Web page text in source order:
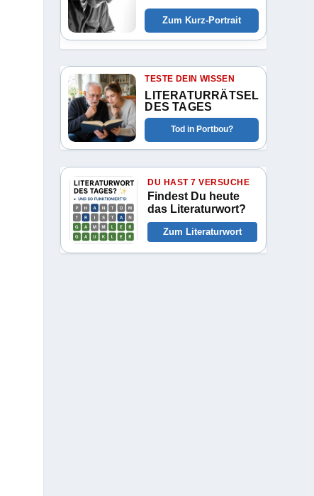
Zum Kurz-Portrait
TESTE DEIN WISSEN
LITERATURRÄTSEL
DES TAGES
Tod in Portbou?
DU HAST 7 VERSUCHE
Findest Du heute
das Literaturwort?
Zum Literaturwort